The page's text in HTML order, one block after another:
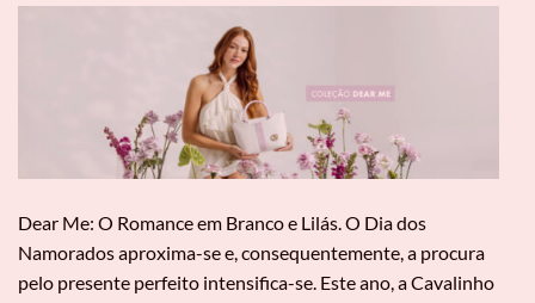
Dear Me: O Romance em Branco e Lilás. O Dia dos
Namorados aproxima-se e, consequentemente, a procura
pelo presente perfeito intensifica-se. Este ano, a Cavalinho